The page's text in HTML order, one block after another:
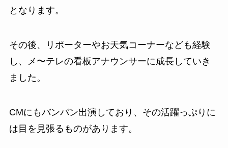
となります。
その後、リポーターやお天気コーナーなども経験
し、メ〜テレの看板アナウンサーに成長していき
ました。
CMにもバンバン出演しており、その活躍っぷりに
は目を見張るものがあります。